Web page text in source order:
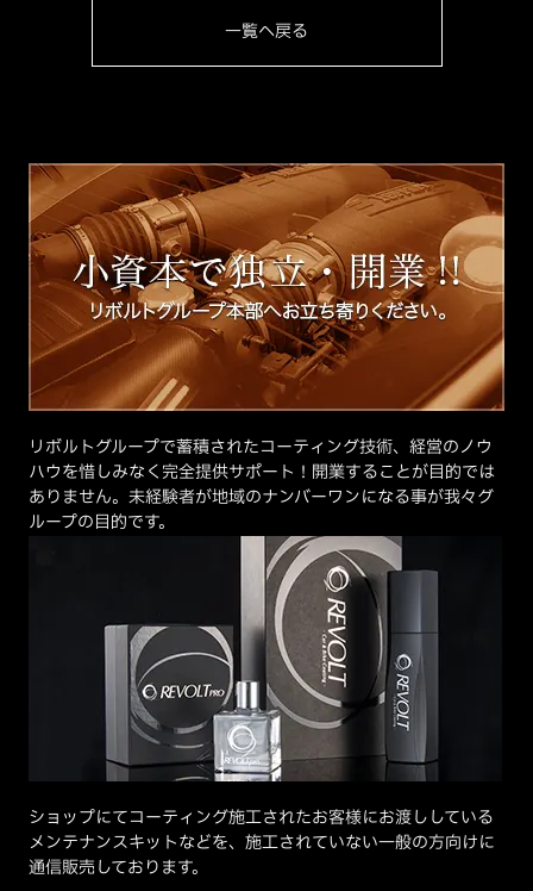
一覧へ戻る
リボルトグループで蓄積されたコーティング技術、経営のノウ
ハウを惜しみなく完全提供サポート！開業することが目的では
ありません。未経験者が地域のナンバーワンになる事が我々グ
ループの目的です。
ショップにてコーティング施工されたお客様にお渡ししている
メンテナンスキットなどを、施工されていない一般の方向けに
通信販売しております。